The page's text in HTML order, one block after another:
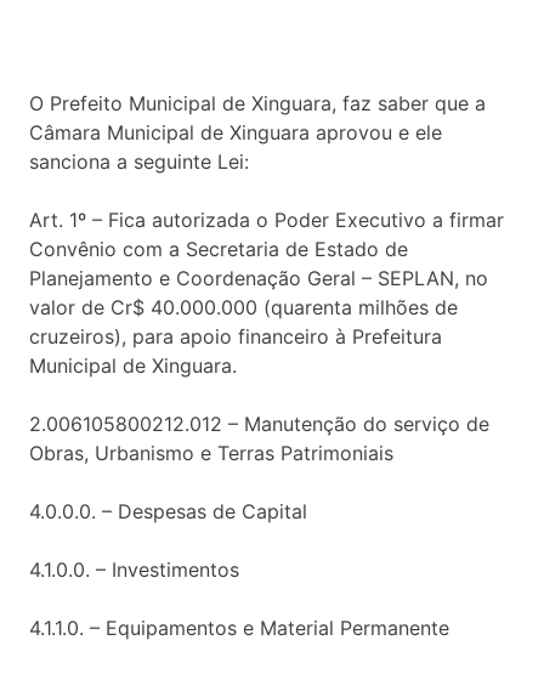
O Prefeito Municipal de Xinguara, faz saber que a
Câmara Municipal de Xinguara aprovou e ele
sanciona a seguinte Lei:
Art. 1º – Fica autorizada o Poder Executivo a firmar
Convênio com a Secretaria de Estado de
Planejamento e Coordenação Geral – SEPLAN, no
valor de Cr$ 40.000.000 (quarenta milhões de
cruzeiros), para apoio financeiro à Prefeitura
Municipal de Xinguara.
2.006105800212.012 – Manutenção do serviço de
Obras, Urbanismo e Terras Patrimoniais
4.0.0.0. – Despesas de Capital
4.1.0.0. – Investimentos
4.1.1.0. – Equipamentos e Material Permanente